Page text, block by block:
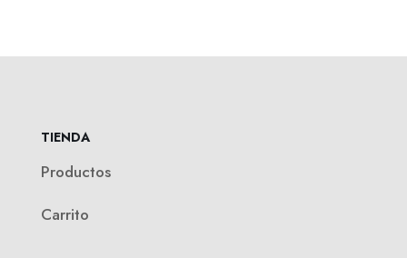
TIENDA
Productos
Carrito